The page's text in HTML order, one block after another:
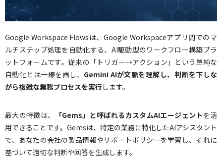
Google Workspace Flowsは、Google Workspaceアプリ間でのマ
ルチステップ処理を自動化する、AI駆動型のワークフロー構築プラ
ットフォームです。従来の「トリガー→アクション」という単純な
自動化とは一線を画し、 Gemini AIが文脈を理解し、判断を下しな
がら複雑な業務プロセスを実行 します。
最大の特徴は、 「Gems」と呼ばれるカスタムAIエージェントを活
用できることです。Gemsは、特定の業務に特化したAIアシスタント
で、あなたの会社の製品情報やサポートポリシーを学習し、それに
基づいて適切な判断や回答を生成します。